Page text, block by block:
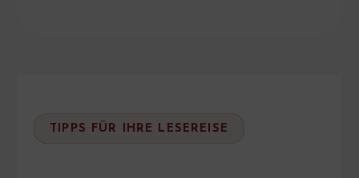
TIPPS FÜR IHRE LESEREISE